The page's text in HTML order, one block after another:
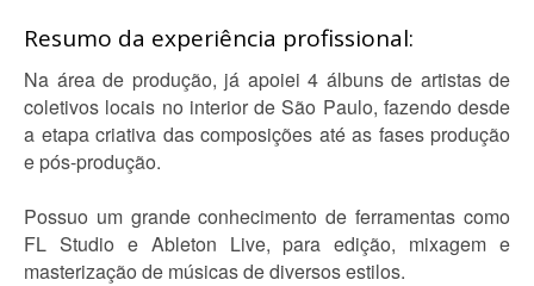
Resumo da experiência profissional:
Na área de produção, já apoiei 4 álbuns de artistas de
coletivos locais no interior de São Paulo, fazendo desde
a etapa criativa das composições até as fases produção
e pós-produção.
Possuo um grande conhecimento de ferramentas como
FL Studio e Ableton Live, para edição, mixagem e
masterização de músicas de diversos estilos.